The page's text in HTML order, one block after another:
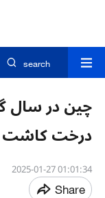
search
درخت کاشت
01:01:34 2025-01-27
Share